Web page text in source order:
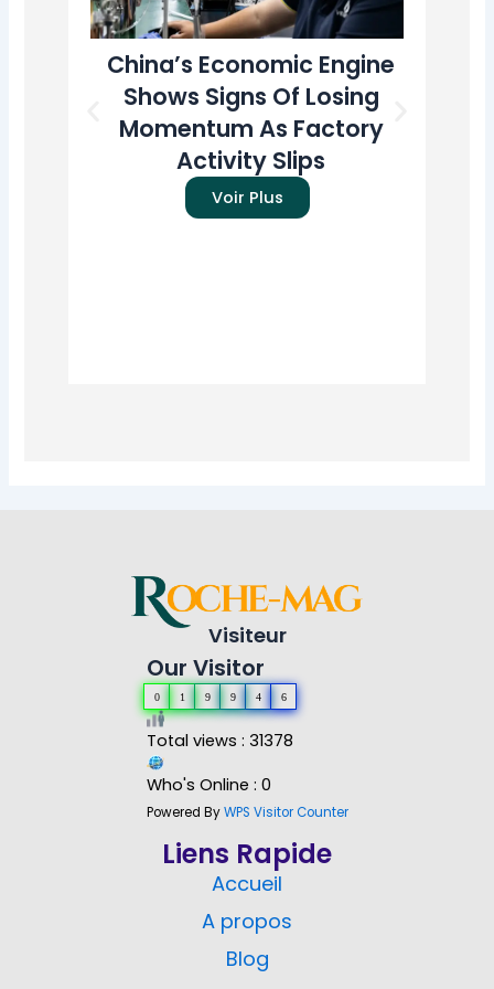
China’s Economic Engine
Shows Signs Of Losing
Momentum As Factory
Activity Slips
Voir Plus
Visiteur
Our Visitor
0 1 9 9 4 6
Total views : 31378
Who's Online : 0
Powered ByWPS Visitor Counter
Liens Rapide
Accueil
A propos
Blog